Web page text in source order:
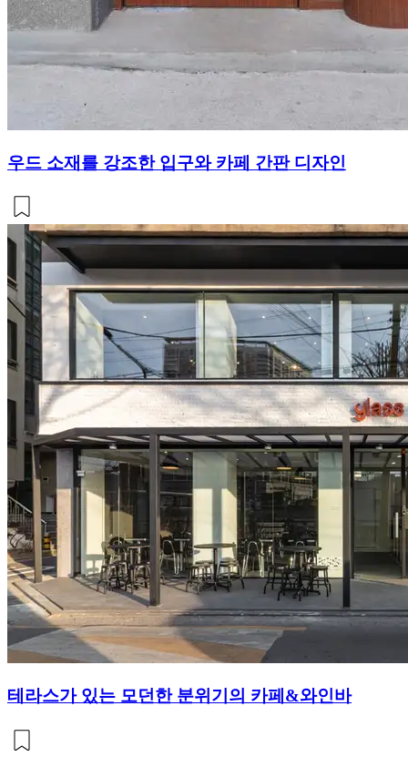
우드 소재를 강조한 입구와 카페 간판 디자인
테라스가 있는 모던한 분위기의 카페&와인바